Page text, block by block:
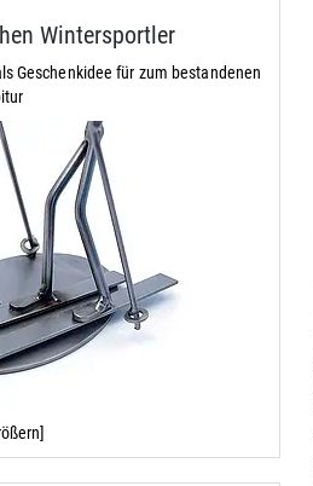
Wintersportler
Geschenkidee für zum bestandenen